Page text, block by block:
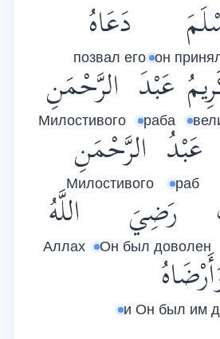
он
دَعَاهُ
позвал его
عَبْدَ
раба
الرَّحْمَنِ
Милостивого
عَبْدُ
раб
الرَّحْمَنِ
Милостивого
رَضِيَ
Он был доволен
اللَّهُ
Аллах
и Он был им